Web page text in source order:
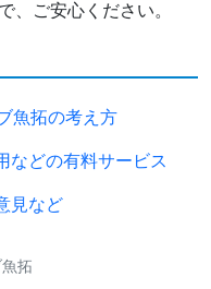
、ご安心ください。
魚拓の考え方
などの有料サービス
見など
拓